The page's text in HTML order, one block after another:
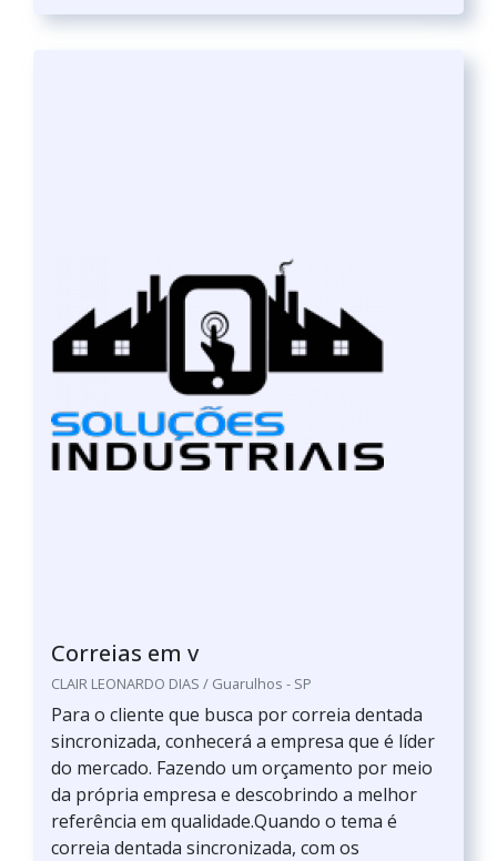
Correias em v
CLAIR LEONARDO DIAS / Guarulhos - SP
Para o cliente que busca por correia dentada
sincronizada, conhecerá a empresa que é líder
do mercado. Fazendo um orçamento por meio
da própria empresa e descobrindo a melhor
referência em qualidade.Quando o tema é
correia dentada sincronizada, com os